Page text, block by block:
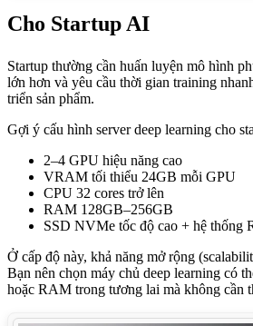
Cho Startup AI
Startup thường cần huấn luyện mô hình
lớn hơn và yêu cầu thời gian training
triển sản phẩm.
Gợi ý cấu hình server deep learning cho
2–4 GPU hiệu năng cao
VRAM tối thiểu 24GB mỗi GPU
CPU 32 cores trở lên
RAM 128GB–256GB
SSD NVMe tốc độ cao + hệ thống
Ở cấp độ này, khả năng mở rộng
Bạn nên chọn máy chủ deep learning có
hoặc RAM trong tương lai mà không cần